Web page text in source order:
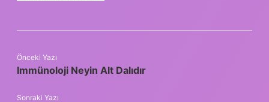
Önceki Yazı
Immünoloji Neyin Alt Dalıdır
Sonraki Yazı